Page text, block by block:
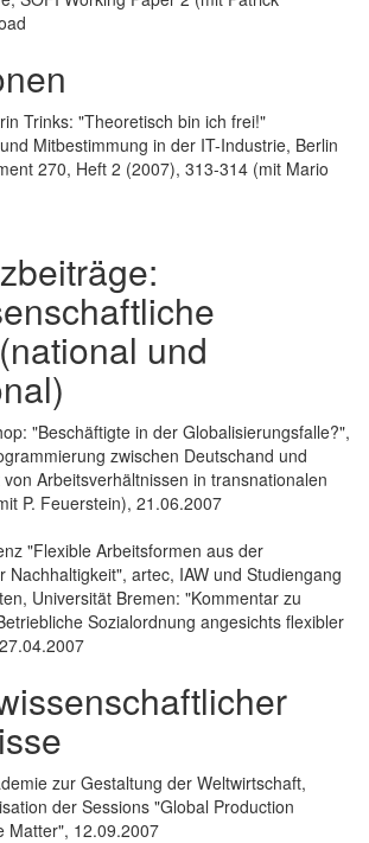
Trinks: "Theoretisch bin ich frei!"
Mitbestimmung in der IT-Industrie, Berlin
270, Heft 2 (2007), 313-314 (mit Mario
und
"Beschäftigte in der Globalisierungsfalle?",
zwischen Deutschand und
Arbeitsverhältnissen in transnationalen
P. Feuerstein), 21.06.2007
"Flexible Arbeitsformen aus der
Nachhaltigkeit", artec, IAW und Studiengang
Universität Bremen: "Kommentar zu
Sozialordnung angesichts flexibler
zur Gestaltung der Weltwirtschaft,
der Sessions "Global Production
Matter", 12.09.2007